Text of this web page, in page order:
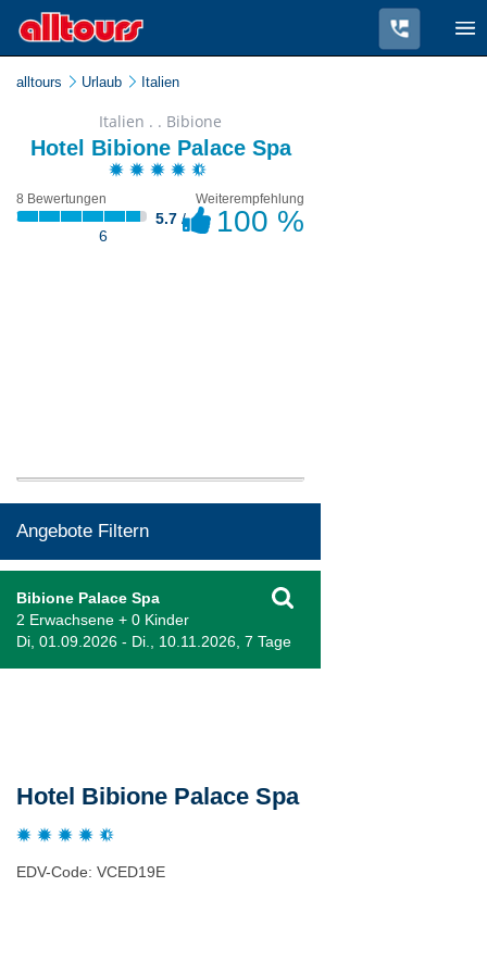
alltours Urlaub Italien
Italien . . Bibione
Hotel Bibione Palace Spa
8 Bewertungen
5.7 /
6
Weiterempfehlung
100 %
Angebote Filtern
Bibione Palace Spa
2 Erwachsene + 0 Kinder
Di, 01.09.2026 - Di., 10.11.2026, 7 Tage
Hotel Bibione Palace Spa
EDV-Code: VCED19E